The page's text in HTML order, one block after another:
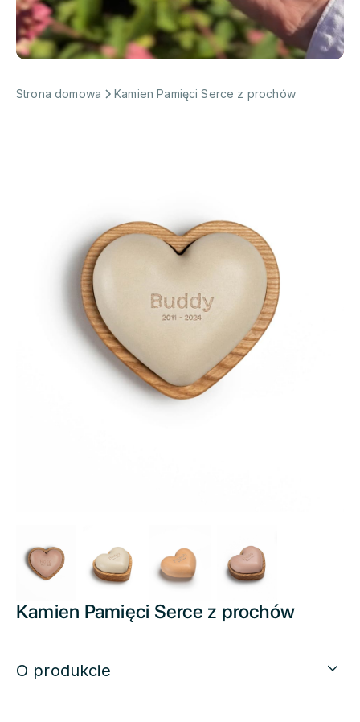
Strona domowa Kamien Pamięci Serce z prochów
Kamien Pamięci Serce z prochów
O produkcie